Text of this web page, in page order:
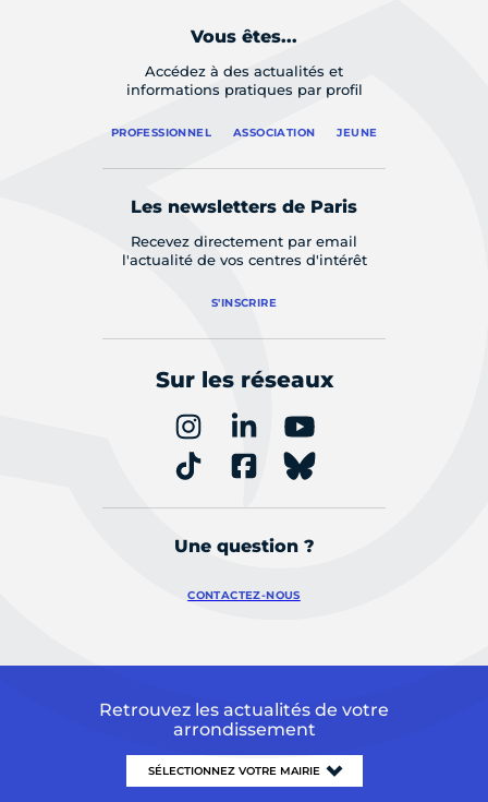
Vous êtes...
Accédez à des actualités et
informations pratiques par profil
PROFESSIONNEL ASSOCIATION JEUNE
Les newsletters de Paris
Recevez directement par email
l'actualité de vos centres d'intérêt
S'INSCRIRE
Sur les réseaux
Une question ?
CONTACTEZ-NOUS
Retrouvez les actualités de votre
arrondissement